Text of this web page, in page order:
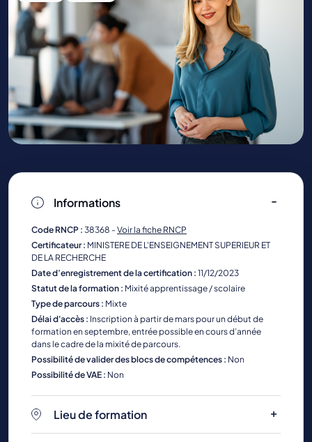
Informations
Code RNCP : 38368 - Voir la fiche RNCP
Certificateur : MINISTERE DE L'ENSEIGNEMENT SUPERIEUR ET
DE LA RECHERCHE
Date d’enregistrement de la certification : 11/12/2023
Statut de la formation : Mixité apprentissage / scolaire
Type de parcours : Mixte
Délai d'accès : Inscription à partir de mars pour un début de
formation en septembre, entrée possible en cours d’année
dans le cadre de la mixité de parcours.
Possibilité de valider des blocs de compétences : Non
Possibilité de VAE : Non
Lieu de formation